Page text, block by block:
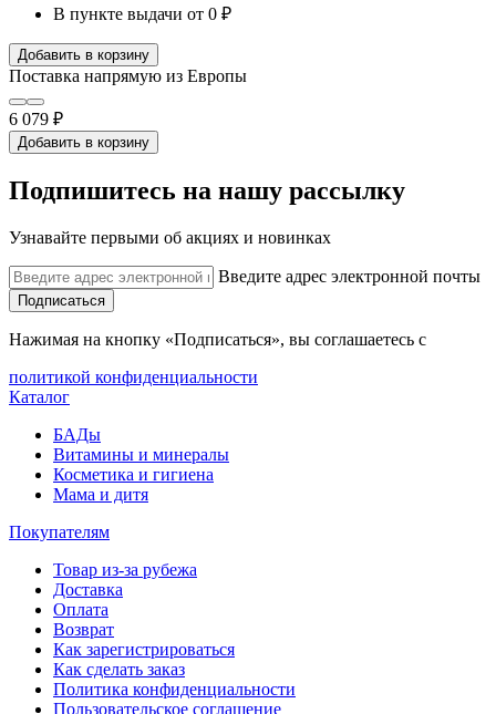
В пункте выдачи от 0 ₽
Добавить в корзину
Поставка напрямую из Европы
6 079 ₽
Добавить в корзину
Подпишитесь на нашу рассылку
Узнавайте первыми об акциях и новинках
Введите адрес электронной почты
Подписаться
Нажимая на кнопку «Подписаться», вы соглашаетесь с
политикой конфиденциальности
Каталог
БАДы
Витамины и минералы
Косметика и гигиена
Мама и дитя
Покупателям
Товар из-за рубежа
Доставка
Оплата
Возврат
Как зарегистрироваться
Как сделать заказ
Политика конфиденциальности
Пользовательское соглашение